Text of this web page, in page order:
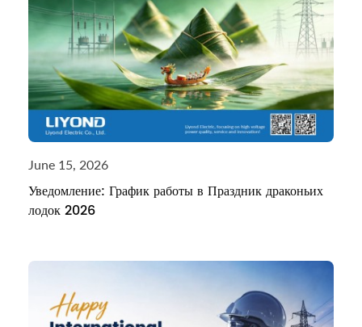
June 15, 2026
Уведомление: График работы в Праздник драконьих
лодок 2026